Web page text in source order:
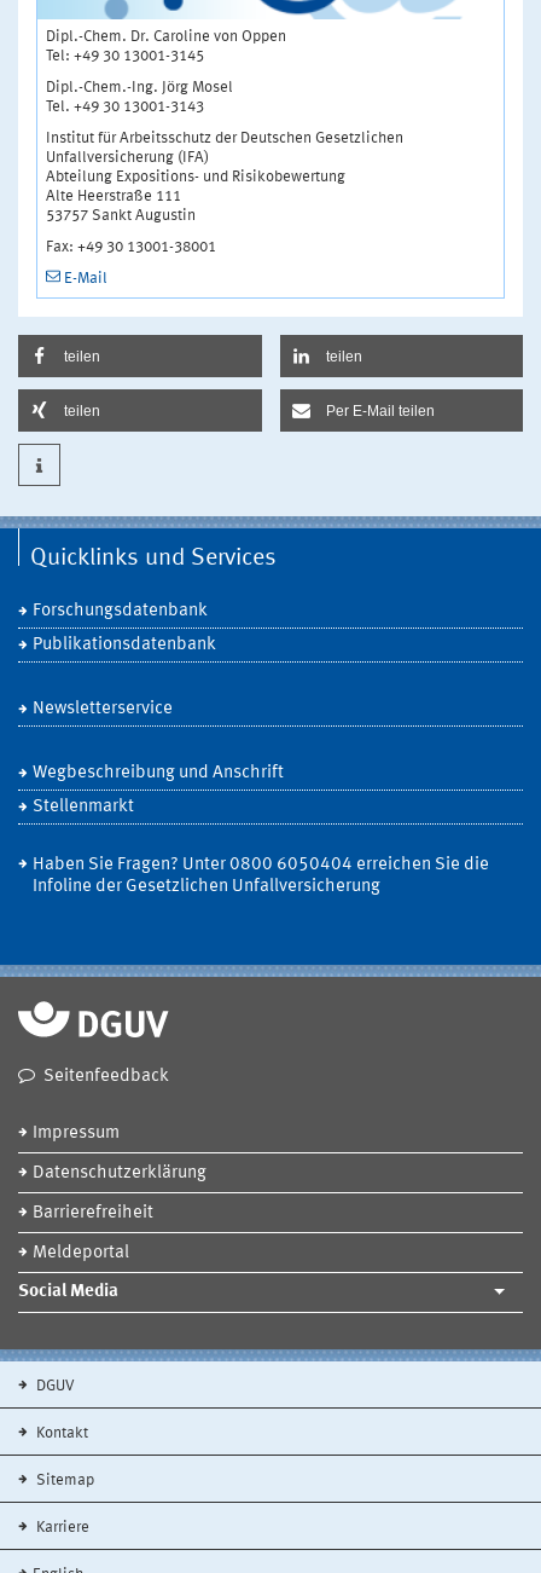
Dipl.-Chem. Dr. Caroline von Oppen
Tel: +49 30 13001-3145
Dipl.-Chem.-Ing. Jörg Mosel
Tel. +49 30 13001-3143
Institut für Arbeitsschutz der Deutschen Gesetzlichen
Unfallversicherung (IFA)
Abteilung Expositions- und Risikobewertung
Alte Heerstraße 111
53757 Sankt Augustin
Fax: +49 30 13001-38001
E-Mail
teilen teilen
teilen Per E-Mail teilen
Quicklinks und Services
Forschungsdatenbank
Publikationsdatenbank
Newsletterservice
Wegbeschreibung und Anschrift
Stellenmarkt
Haben Sie Fragen? Unter 0800 6050404 erreichen Sie die
Infoline der Gesetzlichen Unfallversicherung
Seitenfeedback
Impressum
Datenschutzerklärung
Barrierefreiheit
Meldeportal
Social Media
DGUV
Kontakt
Sitemap
Karriere